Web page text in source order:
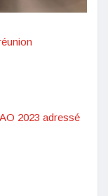
2023 adressé